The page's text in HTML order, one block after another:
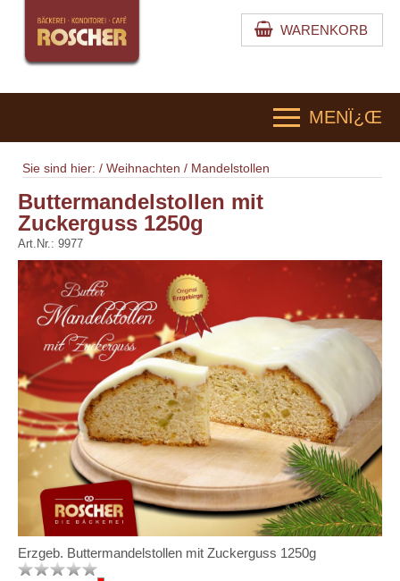
WARENKORB
MENÏ¿Œ
Sie sind hier: / Weihnachten / Mandelstollen
Buttermandelstollen mit
Zuckerguss 1250g
Art.Nr.: 9977
Erzgeb. Buttermandelstollen mit Zuckerguss 1250g